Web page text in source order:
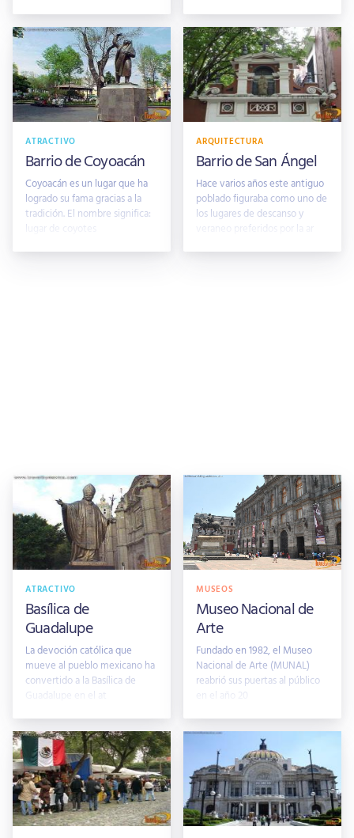
ATRACTIVO
Barrio de Coyoacán
Coyoacán es un lugar que ha
logrado su fama gracias a la
tradición. El nombre significa:
lugar de coyotes
ARQUITECTURA
Barrio de San Ángel
Hace varios años este antiguo
poblado figuraba como uno de
los lugares de descanso y
veraneo preferidos por la ar
ATRACTIVO
Basílica de
Guadalupe
La devoción católica que
mueve al pueblo mexicano ha
convertido a la Basílica de
Guadalupe en el at
MUSEOS
Museo Nacional de
Arte
Fundado en 1982, el Museo
Nacional de Arte (MUNAL)
reabrió sus puertas al público
en el año 20